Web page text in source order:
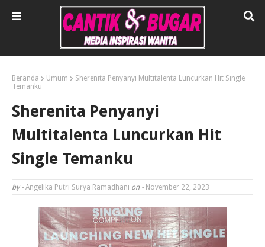
Beranda Umum
Sherenita Penyanyi Multitalenta Luncurkan Hit Single
Temanku
Sherenita Penyanyi
Multitalenta Luncurkan Hit
Single Temanku
by - Angelika Putri Surya Ramadhani on - November 22, 2023